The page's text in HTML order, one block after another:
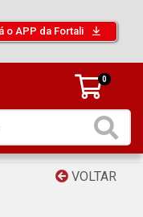
o APP da Fortali
0
VOLTAR